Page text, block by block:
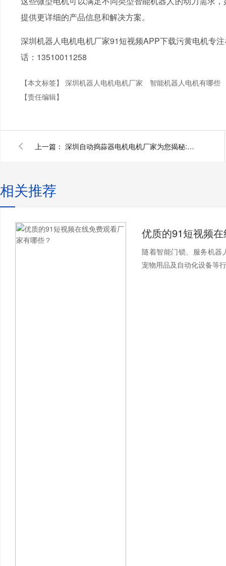
提供更详细的产品信息和解决方案。
深圳机器人电机电机厂家91短视频APP下载污黄电机专
话：13510011258
【本文标签】 深圳机器人电机电机厂家
智能机器人电机有哪些
【责任编辑】
上一篇： 深圳自动捣蒜器电机电机厂家为您揭秘:如何选择自动捣蒜器电机
相关推荐
随着智能门锁、服务机器
宠物用品及自动化设备等